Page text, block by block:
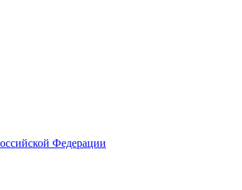
Федерации